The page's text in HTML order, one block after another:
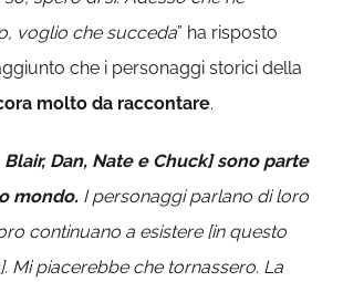
voglio che succeda” ha risposto
che i personaggi storici della
molto da raccontare.
Blair, Dan, Nate e Chuck] sono parte
mondo. I personaggi parlano di loro
continuano a esistere [in questo
Mi piacerebbe che tornassero. La